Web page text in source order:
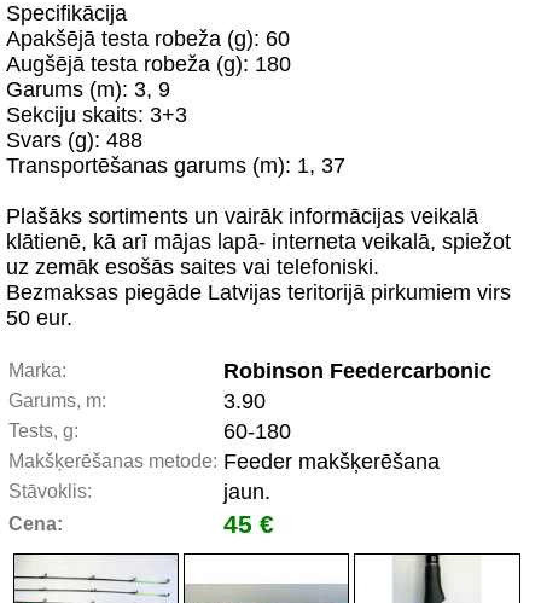
Specifikācija
Apakšējā testa robeža (g): 60
Augšējā testa robeža (g): 180
Garums (m): 3, 9
Sekciju skaits: 3+3
Svars (g): 488
Transportēšanas garums (m): 1, 37
Plašāks sortiments un vairāk informācijas veikalā
klātienē, kā arī mājas lapā- interneta veikalā, spiežot
uz zemāk esošās saites vai telefoniski.
Bezmaksas piegāde Latvijas teritorijā pirkumiem virs
50 eur.
Marka: Robinson Feedercarbonic
Garums, m: 3.90
Tests, g: 60-180
Makšķerēšanas metode: Feeder makšķerēšana
Stāvoklis: jaun.
Cena: 45 €